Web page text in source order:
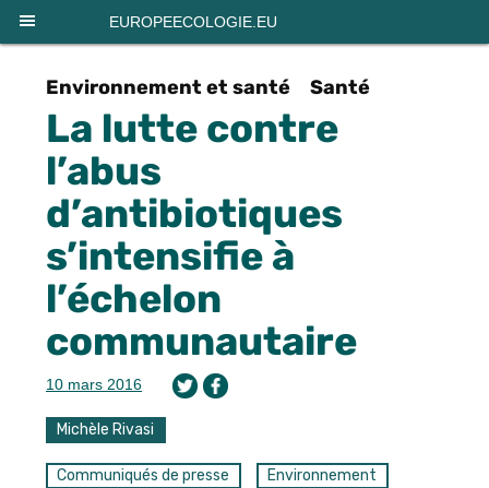
EUROPEECOLOGIE.EU
Environnement et santé Santé
La lutte contre
l’abus
d’antibiotiques
s’intensifie à
l’échelon
communautaire
10 mars 2016
Michèle Rivasi
Communiqués de presse
Environnement